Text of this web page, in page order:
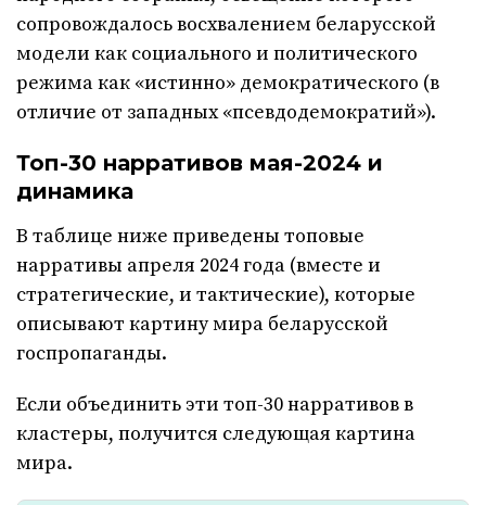
сопровождалось восхвалением беларусской
модели как социального и политического
режима как «истинно» демократического (в
отличие от западных «псевдодемократий»).
Топ-30 нарративов мая-2024 и
динамика
В таблице ниже приведены топовые
нарративы апреля 2024 года (вместе и
стратегические, и тактические), которые
описывают картину мира беларусской
госпропаганды.
Если объединить эти топ-30 нарративов в
кластеры, получится следующая картина
мира.